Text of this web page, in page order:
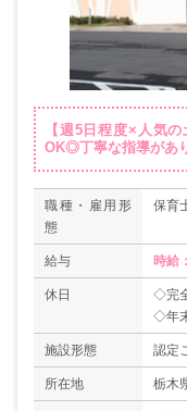
【週5日程度×人気
OK◎丁寧な指導があ
職種・雇用形
態
保育
給与 時給
休日
◇完
◇年
施設形態 認定
所在地 栃木